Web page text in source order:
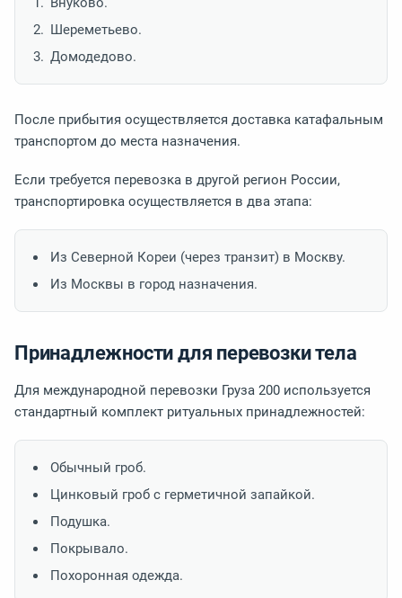
Шереметьево.
Домодедово.
После прибытия осуществляется доставка катафальным
транспортом до места назначения.
Если требуется перевозка в другой регион России,
транспортировка осуществляется в два этапа:
Из Северной Кореи (через транзит) в Москву.
Из Москвы в город назначения.
Принадлежности для перевозки тела
Для международной перевозки Груза 200 используется
стандартный комплект ритуальных принадлежностей:
Обычный гроб.
Цинковый гроб с герметичной запайкой.
Подушка.
Покрывало.
Похоронная одежда.